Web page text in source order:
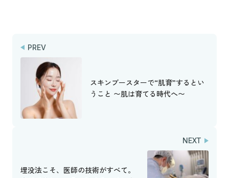
PREV
スキンブースターで“肌育”するとい
うこと 〜肌は育てる時代へ〜
NEXT
埋没法こそ、医師の技術がすべて。